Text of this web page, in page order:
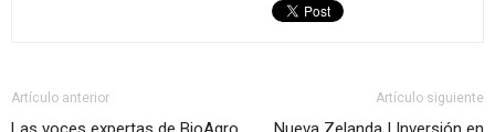
Artículo anterior Artículo siguiente